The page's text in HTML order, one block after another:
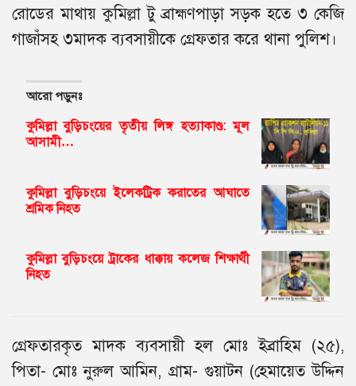
রোডের মাথায় কুমিল্লা টু ব্রাহ্মণপাড়া সড়ক হতে ৩ কেজি
গাজাঁসহ ৩মাদক ব্যবসায়ীকে গ্রেফতার করে থানা পুলিশ।
আরো পড়ুনঃ
কুমিল্লা বুড়িচংয়ের তৃতীয় লিঙ্গ হত্যাকাণ্ড: মূল
আসামী…
কুমিল্লা বুড়িচংয়ে ইলেকট্রিক করাতের আঘাতে
শ্রমিক নিহত
কুমিল্লা বুড়িচংয়ে ট্রাকের ধাক্কায় কলেজ শিক্ষার্থী
নিহত
গ্রেফতারকৃত মাদক ব্যবসায়ী হল মোঃ ইব্রাহিম (২৫),
পিতা- মোঃ নুরুল আমিন, গ্রাম- গুয়াটন (হেমায়েত উদ্দিন